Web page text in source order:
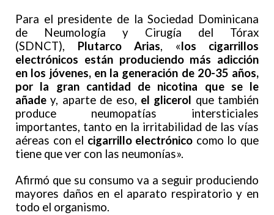
Para el presidente de la Sociedad Dominicana
de Neumología y Cirugía del Tórax
(SDNCT), Plutarco Arias, «los cigarrillos
electrónicos están produciendo más adicción
en los jóvenes, en la generación de 20-35 años,
por la gran cantidad de nicotina que se le
añade y, aparte de eso, el glicerol que también
produce neumopatías intersticiales
importantes, tanto en la irritabilidad de las vías
aéreas con el cigarrillo electrónico como lo que
tiene que ver con las neumonías».
Afirmó que su consumo va a seguir produciendo
mayores daños en el aparato respiratorio y en
todo el organismo.